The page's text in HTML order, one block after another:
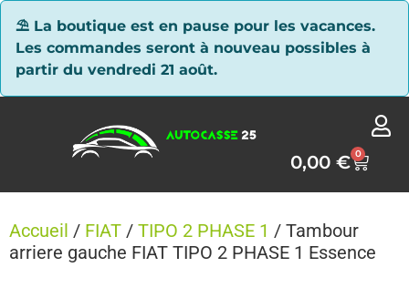
⛱ La boutique est en pause pour les vacances.
Les commandes seront à nouveau possibles à
partir du vendredi 21 août.
0,00€ 0
Accueil / FIAT / TIPO 2 PHASE 1 / Tambour
arriere gauche FIAT TIPO 2 PHASE 1 Essence
Panneau de gestion des cookies